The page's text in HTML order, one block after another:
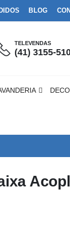
BLOG
TELEVENDAS
(41) 3155-